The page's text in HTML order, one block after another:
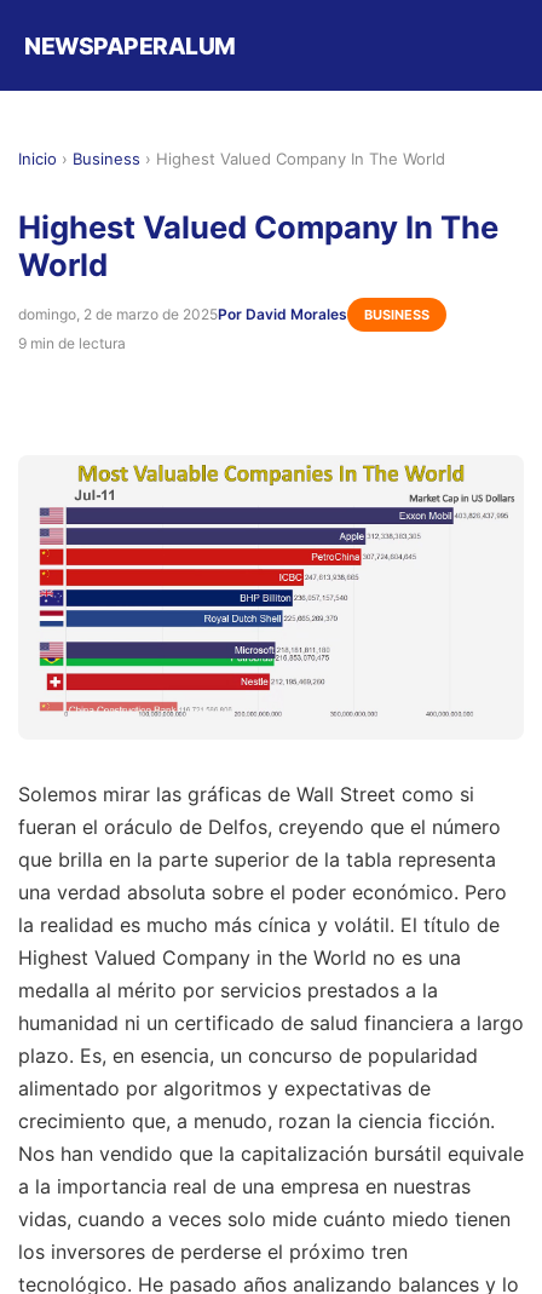
NEWSPAPERALUM
Inicio › Business › Highest Valued Company In The World
Highest Valued Company In The
World
domingo, 2 de marzo de 2025Por David Morales BUSINESS
9 min de lectura
Solemos mirar las gráficas de Wall Street como si
fueran el oráculo de Delfos, creyendo que el número
que brilla en la parte superior de la tabla representa
una verdad absoluta sobre el poder económico. Pero
la realidad es mucho más cínica y volátil. El título de
Highest Valued Company in the World no es una
medalla al mérito por servicios prestados a la
humanidad ni un certificado de salud financiera a largo
plazo. Es, en esencia, un concurso de popularidad
alimentado por algoritmos y expectativas de
crecimiento que, a menudo, rozan la ciencia ficción.
Nos han vendido que la capitalización bursátil equivale
a la importancia real de una empresa en nuestras
vidas, cuando a veces solo mide cuánto miedo tienen
los inversores de perderse el próximo tren
tecnológico. He pasado años analizando balances y lo